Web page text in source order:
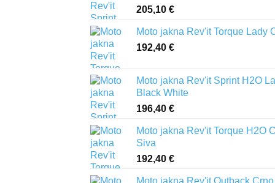
205,10 €
Moto jakna Rev'it Torque Lady
192,40 €
Moto jakna Rev'it Sprint H2O
Black White
196,40 €
Moto jakna Rev'it Torque H2O
Siva
192,40 €